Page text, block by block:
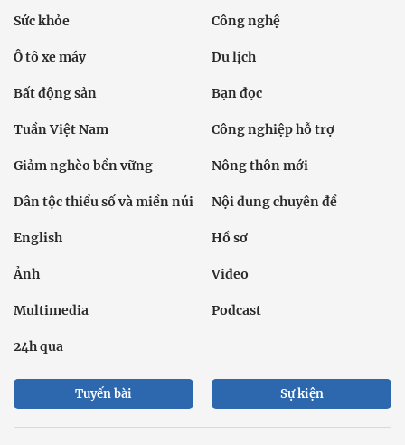
Sức khỏe Công nghệ
Ô tô xe máy Du lịch
Bất động sản Bạn đọc
Tuần Việt Nam Công nghiệp hỗ trợ
Giảm nghèo bền vững Nông thôn mới
Dân tộc thiểu số và miền núi Nội dung chuyên đề
English Hồ sơ
Ảnh Video
Multimedia Podcast
24h qua
Tuyến bài Sự kiện